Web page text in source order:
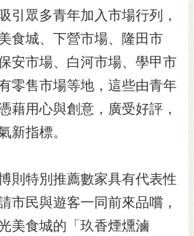
引眾多青年加入市場行列，
食城、下營市場、隆田市
安市場、白河市場、學甲市
零售市場等地，這些由青年
藉用心與創意，廣受好評，
新指標。
則特別推薦數家具有代表性
市民與遊客一同前來品嚐，
美食城的「玖香煙燻滷